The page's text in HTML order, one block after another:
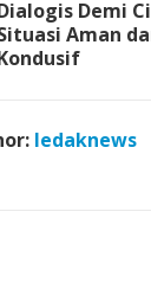
Demi
Aman
ledaknews